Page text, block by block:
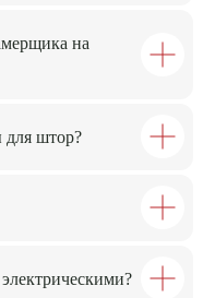
на
для штор?